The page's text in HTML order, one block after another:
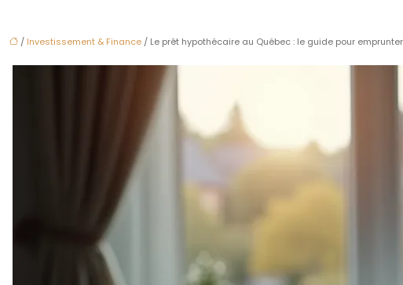
/ Investissement & Finance / Le prêt hypothécaire au Québec : le guide pour